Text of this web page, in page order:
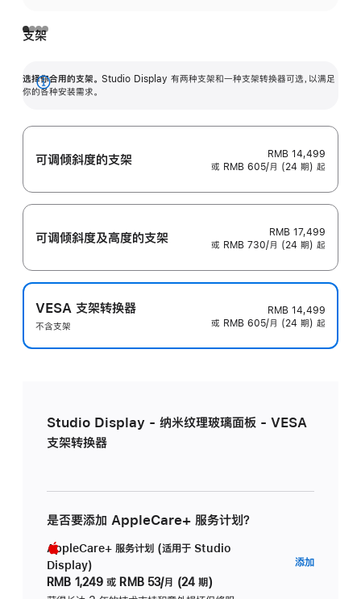
支架
选择你合用的支架。 Studio Display 有两种支架和一种支架转换器可选，以满足
你的各种安装需求。
展
可调倾斜度的支架
RMB 14,499
或 RMB 605/月 (24 期) 起
可调倾斜度及高‍度的支‍架
RMB 17,499
或 RMB 730/月 (24 期) 起
VESA 支架转换器
不含支架
RMB 14,499
或 RMB 605/月 (24 期) 起
Studio Display - 纳米纹理玻璃面板 - VESA
支架转换器
是否要添加 AppleCare+ 服务计划？
AppleCare+ 服务计划 (适用于 Studio
Display)
RMB 1,249 或 RMB 53/月 (24 期)
添加